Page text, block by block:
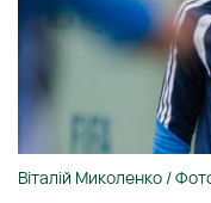
Віталій Миколенко /